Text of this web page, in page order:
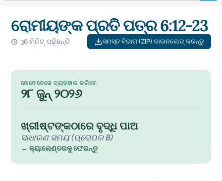
ରୋମୀୟଙ୍କ ପ୍ରତି ପତ୍ର 6:12-23
ସମସ୍ତ ବିଭାଗ (ZIP) ଡାଉନଲୋଡ୍ କରନ୍ତୁ
36 ମିନିଟ୍ ପଢ଼ିଛନ୍ତି
କେତେବେଳେ ବ୍ୟବହାର କରିବେ:
୨୮ ଜୁନ୍ ୨୦୨୬
ଖ୍ରୀଷ୍ଟଙ୍କଠାରେ ବୃଦ୍ଧି ପାଅ
ସାଧାରଣ ସମୟ (ପ୍ରୋପର 8)
← କ୍ୟାଲେଣ୍ଡରକୁ ଫେରନ୍ତୁ